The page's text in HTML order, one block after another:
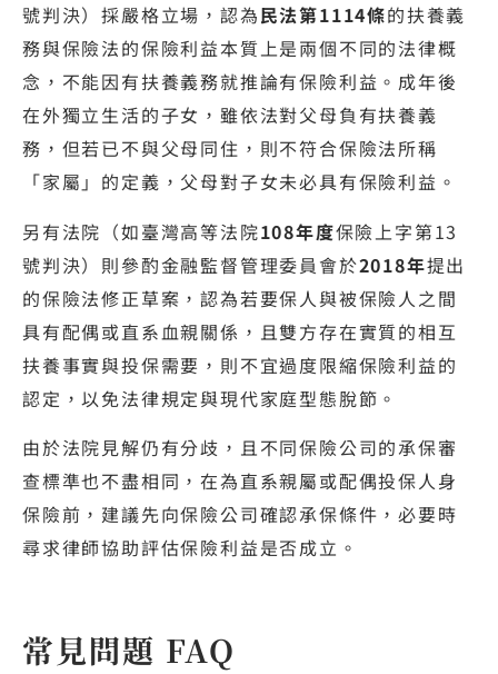
號判決）採嚴格立場，認為民法第1114條的扶養義
務與保險法的保險利益本質上是兩個不同的法律概
念，不能因有扶養義務就推論有保險利益。成年後
在外獨立生活的子女，雖依法對父母負有扶養義
務，但若已不與父母同住，則不符合保險法所稱
「家屬」的定義，父母對子女未必具有保險利益。
另有法院（如臺灣高等法院108年度保險上字第13
號判決）則參酌金融監督管理委員會於2018年提出
的保險法修正草案，認為若要保人與被保險人之間
具有配偶或直系血親關係，且雙方存在實質的相互
扶養事實與投保需要，則不宜過度限縮保險利益的
認定，以免法律規定與現代家庭型態脫節。
由於法院見解仍有分歧，且不同保險公司的承保審
查標準也不盡相同，在為直系親屬或配偶投保人身
保險前，建議先向保險公司確認承保條件，必要時
尋求律師協助評估保險利益是否成立。
常見問題 FAQ